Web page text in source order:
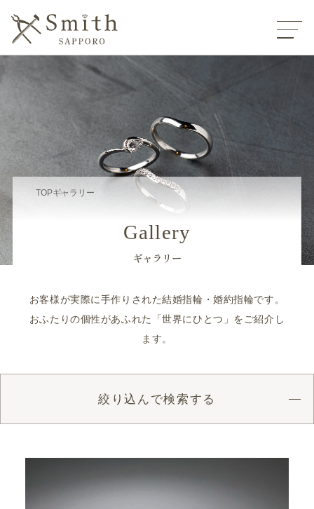
TOPギャラリー
Gallery
ギャラリー
お客様が実際に手作りされた結婚指輪・婚約指輪です。
おふたりの個性があふれた「世界にひとつ」をご紹介し
ます。
絞り込んで検索する